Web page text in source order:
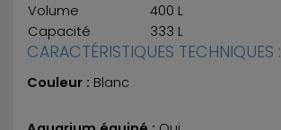
Volume
400 L
Capacité
333 L
CARACTÉRISTIQUES TECHNIQUES :
Couleur : Blanc